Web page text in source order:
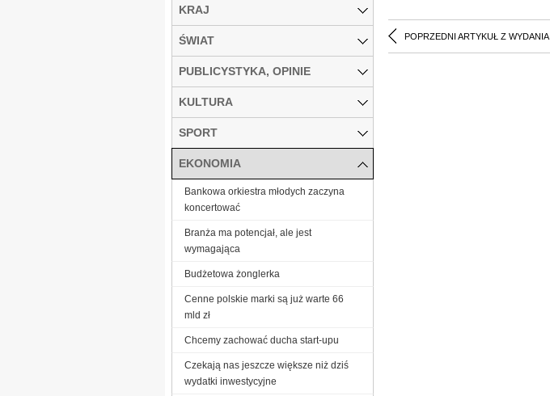
POPRZEDNI ARTYKUŁ Z WYDANIA
KRAJ
ŚWIAT
PUBLICYSTYKA, OPINIE
KULTURA
SPORT
EKONOMIA
Bankowa orkiestra młodych zaczyna
koncertować
Branża ma potencjał, ale jest
wymagająca
Budżetowa żonglerka
Cenne polskie marki są już warte 66
mld zł
Chcemy zachować ducha start-upu
Czekają nas jeszcze większe niż dziś
wydatki inwestycyjne